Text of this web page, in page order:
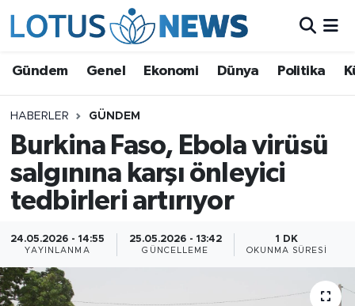
Gündem Genel Ekonomi Dünya Politika
HABERLER GÜNDEM
Burkina Faso, Ebola virüsü
salgınına karşı önleyici
tedbirleri artırıyor
24.05.2026 - 14:55
YAYINLANMA
25.05.2026 - 13:42
GÜNCELLEME
1 DK
OKUNMA SÜRESI
Ekonomi
Dünya
Politika
Bilim ve Teknoloji